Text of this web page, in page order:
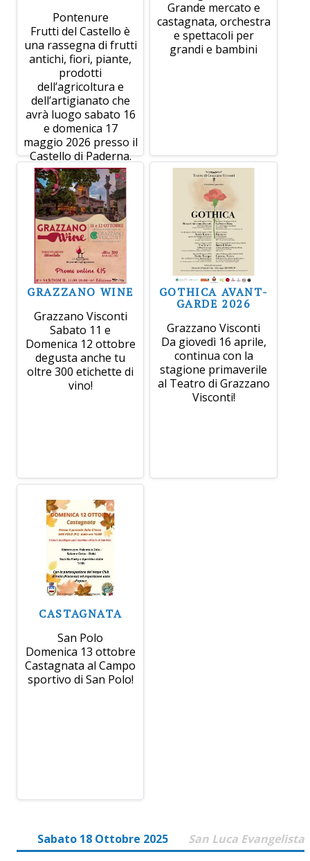
Pontenure
Frutti del Castello è
una rassegna di frutti
antichi, fiori, piante,
prodotti
dell’agricoltura e
dell’artigianato che
avrà luogo sabato 16
e domenica 17
maggio 2026 presso il
Castello di Paderna.
Grande mercato e
castagnata, orchestra
e spettacoli per
grandi e bambini
GRAZZANO WINE
Grazzano Visconti
Sabato 11 e
Domenica 12 ottobre
degusta anche tu
oltre 300 etichette di
vino!
GOTHICA AVANT-
GARDE 2026
Grazzano Visconti
Da giovedì 16 aprile,
continua con la
stagione primaverile
al Teatro di Grazzano
Visconti!
CASTAGNATA
San Polo
Domenica 13 ottobre
Castagnata al Campo
sportivo di San Polo!
Sabato 18 Ottobre 2025 San Luca Evangelista